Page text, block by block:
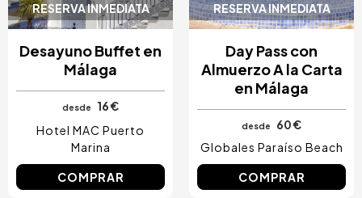
RESERVA INMEDIATA
Desayuno Buffet en
Málaga
desde
16 €
Hotel MAC Puerto
Marina
COMPRAR
RESERVA INMEDIATA
Day Pass con
Almuerzo A la Carta
en Málaga
desde
60 €
Globales Paraíso Beach
COMPRAR